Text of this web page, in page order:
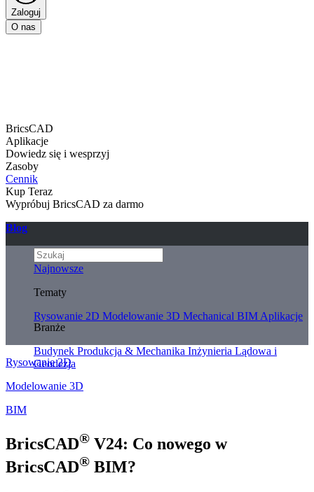
Zaloguj
O nas
BricsCAD
Aplikacje
Dowiedz się i wesprzyj
Zasoby
Cennik
Kup Teraz
Wypróbuj BricsCAD za darmo
Blog
Najnowsze
Tematy
Rysowanie 2D Modelowanie 3D Mechanical BIM Aplikacje
Branże
Budynek Produkcja & Mechanika Inżynieria Lądowa i
Geodezja
Rysowanie 2D
Modelowanie 3D
BIM
BricsCAD® V24: Co nowego w
BricsCAD® BIM?